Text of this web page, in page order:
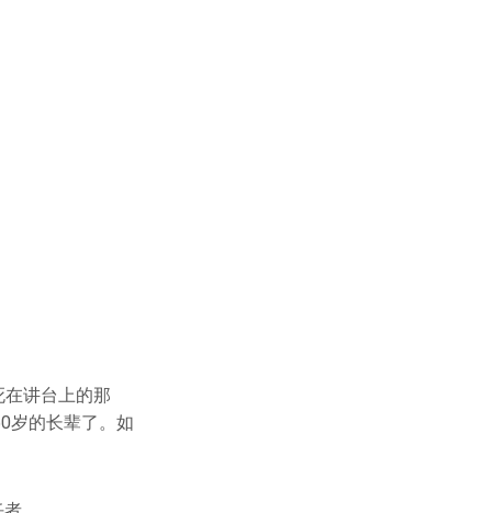
讲台上的那
岁的长辈了。如